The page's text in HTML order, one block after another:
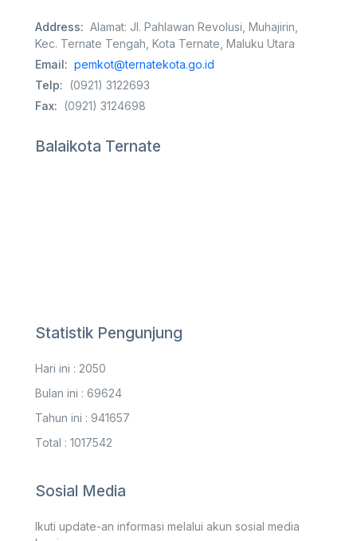
Address: Alamat: Jl. Pahlawan Revolusi, Muhajirin,
Kec. Ternate Tengah, Kota Ternate, Maluku Utara
Email: pemkot@ternatekota.go.id
Telp: (0921) 3122693
Fax: (0921) 3124698
Balaikota Ternate
Statistik Pengunjung
Hari ini : 2050
Bulan ini : 69624
Tahun ini : 941657
Total : 1017542
Sosial Media
Ikuti update-an informasi melalui akun sosial media